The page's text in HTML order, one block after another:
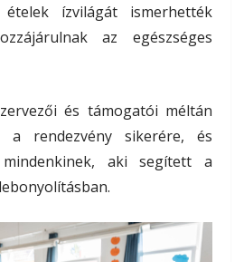
ízvilágát ismerhették
az egészséges
és támogatói méltán
a rendezvény sikerére, és
aki segített a